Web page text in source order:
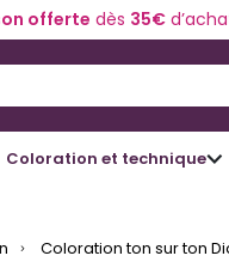
offerte dès 35€
Coloration et technique
Coloration ton sur ton